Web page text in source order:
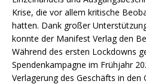
Krise, die vor allem kritische
hatten. Dank großer
konnte der Manifest Verlag den
Während des ersten Lockdowns
Spendenkampagne im Frühjahr
Verlagerung des Geschäfts in den